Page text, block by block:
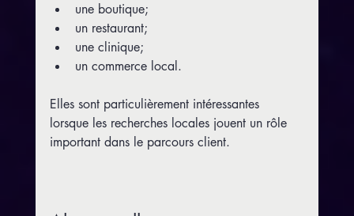
une boutique;
un restaurant;
une clinique;
un commerce local.
Elles sont particulièrement intéressantes
lorsque les recherches locales jouent un rôle
important dans le parcours client.